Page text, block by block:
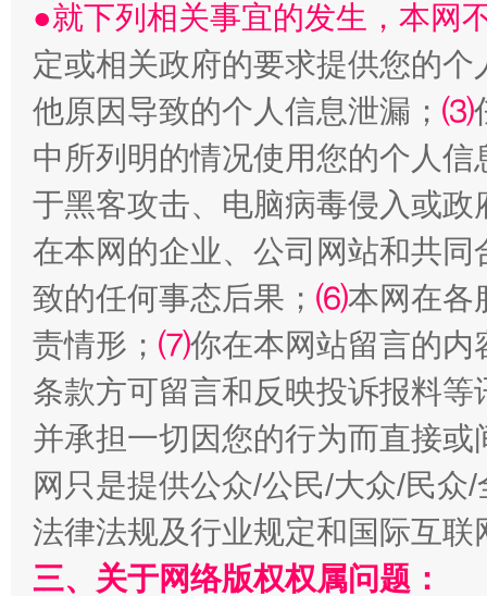
受贿1.44亿！段成刚被判无期 从幼
全民健身五年计划来了！等你上场
●就下列相关事宜的发生，本网
定或相关政府的要求提供您的个
他原因导致的个人信息泄漏； ⑶
中所列明的情况使用您的个人
于黑客攻击、电脑病毒侵入或
在本网的企业、公司网站和共
致的任何事态后果； ⑹本网在各
责情形； ⑺你在本网站留言的内
条款方可留言和反映投诉报料
并承担一切因您的行为而直接
网只是提供公众/公民/大众/民
法律法规及行业规定和国际互
三、关于网络版权权属问题：